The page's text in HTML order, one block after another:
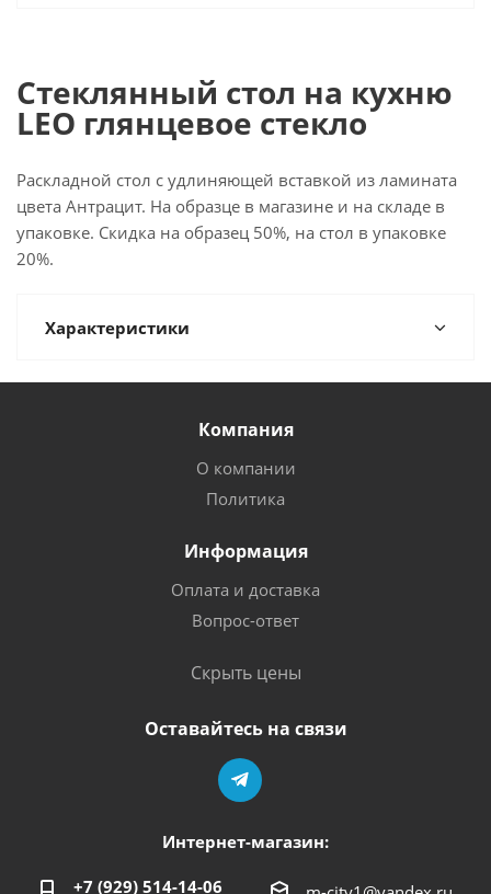
Стеклянный стол на кухню
LEO глянцевое стекло
Раскладной стол с удлиняющей вставкой из ламината
цвета Антрацит. На образце в магазине и на складе в
упаковке. Скидка на образец 50%, на стол в упаковке
20%.
Характеристики
Компания
О компании
Политика
Информация
Оплата и доставка
Вопрос-ответ
Скрыть цены
Оставайтесь на связи
Интернет-магазин:
+7 (929) 514-14-06